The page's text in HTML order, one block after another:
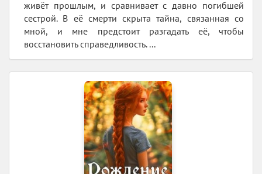
живёт прошлым, и сравнивает с давно погибшей
сестрой. В её смерти скрыта тайна, связанная со
мной, и мне предстоит разгадать её, чтобы
восстановить справедливость. ...